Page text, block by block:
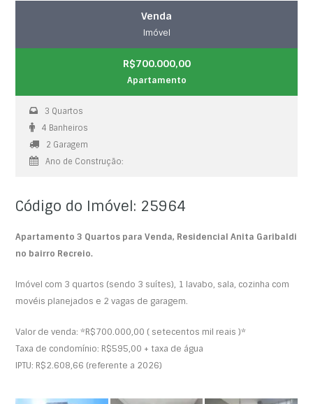
Venda
Imóvel
R$700.000,00
Apartamento
3 Quartos
4 Banheiros
2 Garagem
Ano de Construção:
Código do Imóvel: 25964
Apartamento 3 Quartos para Venda, Residencial Anita Garibaldi
no bairro Recreio.
Imóvel com 3 quartos (sendo 3 suítes), 1 lavabo, sala, cozinha com
movéis planejados e 2 vagas de garagem.
Valor de venda: *R$700.000,00 ( setecentos mil reais )*
Taxa de condomínio: R$595,00 + taxa de água
IPTU: R$2.608,66 (referente a 2026)